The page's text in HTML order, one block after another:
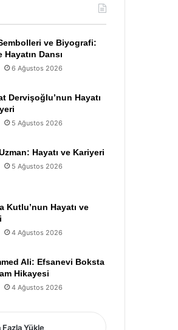
ve Biyografi:
Hayatın Dansı
6 Ağustos 2026
Dervişoğlu’nun Hayatı
5 Ağustos 2026
Hayatı ve Kariyeri
5 Ağustos 2026
Kutlu’nun Hayatı ve
4 Ağustos 2026
Ali: Efsanevi Boksta
Hikayesi
4 Ağustos 2026
Fazla Yükle